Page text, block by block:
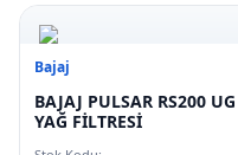
Bajaj
BAJAJ PULSAR RS200 UG
YAĞ FİLTRESİ